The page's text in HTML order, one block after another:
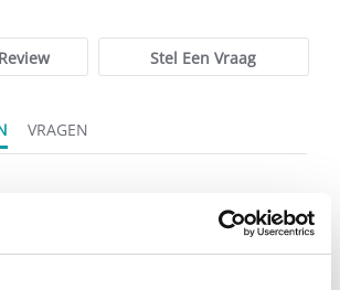
Stel Een Vraag
VRAGEN